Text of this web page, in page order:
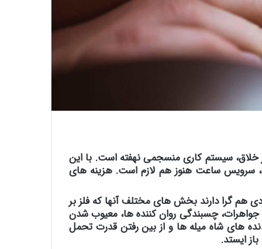
خلاق، سیستم کاری منسجمی نهفته است. با این
سرویس ساعت هنوز هم لازم است. هزینه های
هم گرا دارند بخش های مختلف آنها که فلز بر
چسبندگی روان کننده ها، معیوب شدن
های شاه میله ها و از بین رفتن قدرت تحمل
ایستد.